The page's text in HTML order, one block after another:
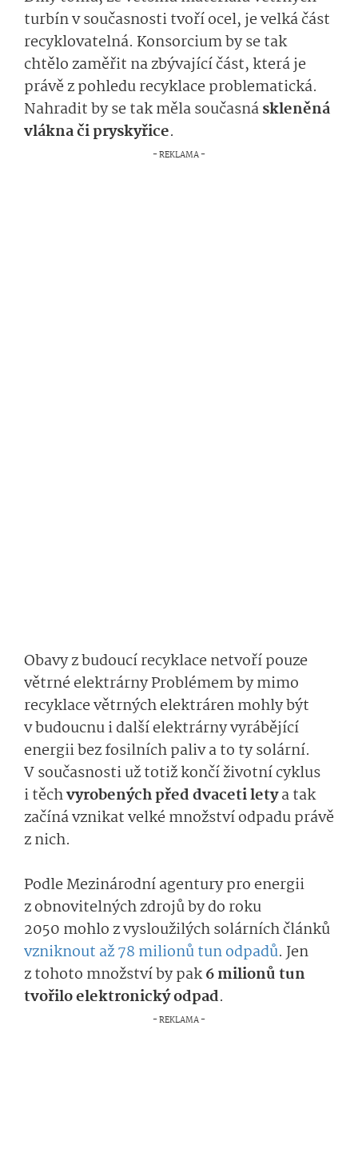
turbín v současnosti tvoří ocel, je velká část
recyklovatelná. Konsorcium by se tak
chtělo zaměřit na zbývající část, která je
právě z pohledu recyklace problematická.
Nahradit by se tak měla současnáskleněná
vlákna či pryskyřice.
Obavy z budoucí recyklace netvoří pouze
větrné elektrárny Problémem by mimo
recyklace větrných elektráren mohly být
v budoucnu i další elektrárny vyrábějící
energii bez fosilních paliv a to ty solární.
V současnosti už totiž končí životní cyklus
i těchvyrobených před dvaceti letya tak
začíná vznikat velké množství odpadu právě
z nich.
Podle Mezinárodní agentury pro energii
z obnovitelných zdrojů by do roku
2050 mohlo z vysloužilých solárních článků
vzniknout až 78 milionů tun odpadů. Jen
z tohoto množství by pak6 milionů tun
tvořilo elektronický odpad.